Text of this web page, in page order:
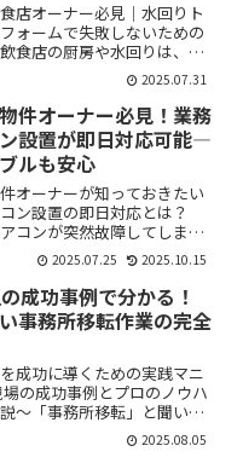
店オーナー必見｜水回りト
ォームで失敗しないための
食店の厨房や水回りは、
に直結する大切な場所です。
ンクが詰まりやすい」「厨房
して困った」「急な水道ト
が止まってしま...
2025.07.31
件オーナー必見！業務
設置が即日対応可能―
ルも安心
オーナーが知っておきたい
ン設置の即日対応とは？
アコンが突然故障してしまっ
者から急なクレームが入った
対応できる業者が見つからな
状況に頭を悩ませていません
区でマンシ...
2025.07.25 2025.10.15
成功事例で分かる！
事務所移転作業の完全
成功に導くための実践マニ
場の成功事例とプロのノウハ
～「事務所移転」と聞い
始めればいいのか、どんな作
のか、不安や疑問を抱えてい
2025.08.05